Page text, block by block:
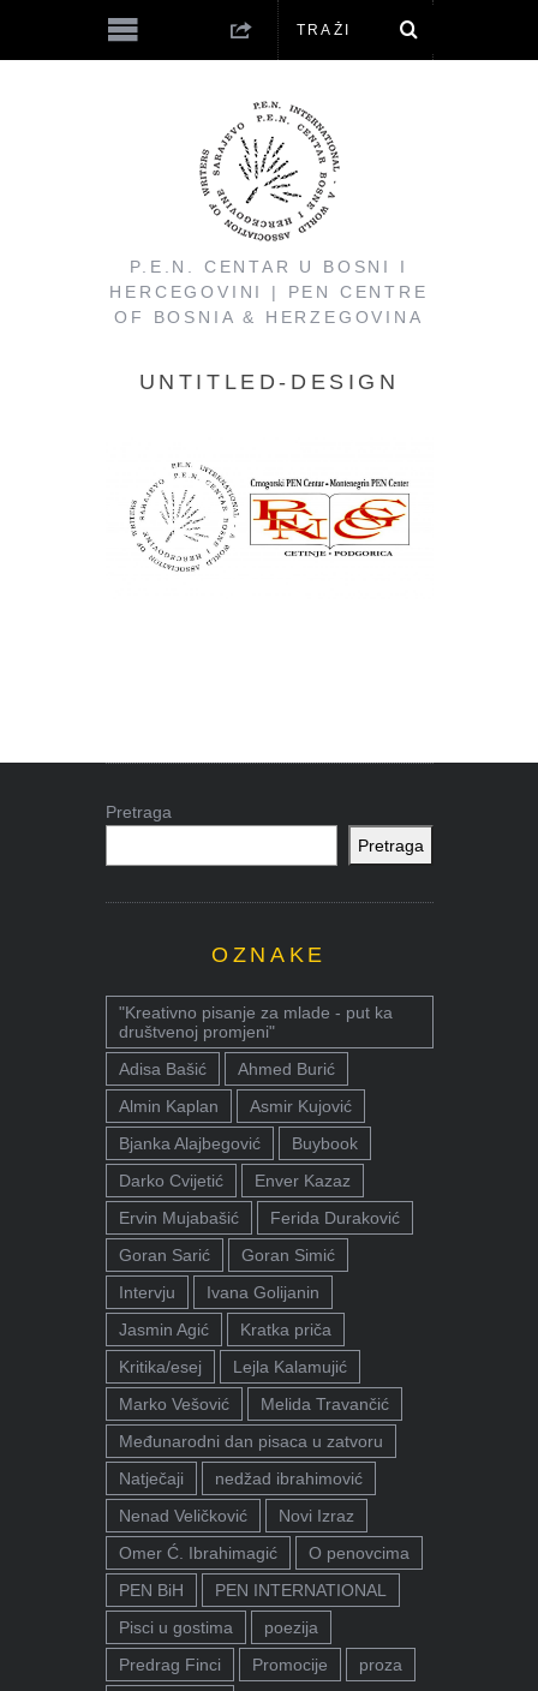
P.E.N. CENTAR U BOSNI I
HERCEGOVINI | PEN CENTRE
OF BOSNIA & HERZEGOVINA
UNTITLED-DESIGN
Pretraga
Pretraga
OZNAKE
"Kreativno pisanje za mlade - put ka
društvenoj promjeni"
Adisa Bašić
Ahmed Burić
Almin Kaplan
Asmir Kujović
Bjanka Alajbegović
Buybook
Darko Cvijetić
Enver Kazaz
Ervin Mujabašić
Ferida Duraković
Goran Sarić
Goran Simić
Intervju
Ivana Golijanin
Jasmin Agić
Kratka priča
Kritika/esej
Lejla Kalamujić
Marko Vešović
Melida Travančić
Međunarodni dan pisaca u zatvoru
Natječaji
nedžad ibrahimović
Nenad Veličković
Novi Izraz
Omer Ć. Ibrahimagić
O penovcima
PEN BiH
PEN INTERNATIONAL
Pisci u gostima
poezija
Predrag Finci
Promocije
proza